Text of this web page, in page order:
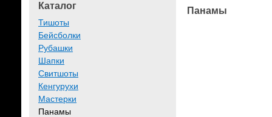
Каталог
Тишоты
Бейсболки
Рубашки
Шапки
Свитшоты
Кенгурухи
Мастерки
Панамы
Панамы